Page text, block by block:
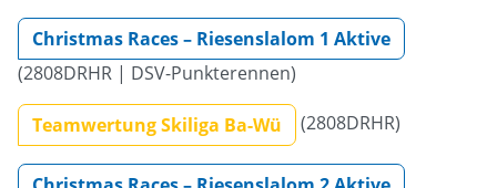
Christmas Races – Riesenslalom 1 Aktive
(2808DRHR | DSV-Punkterennen)
Teamwertung Skiliga Ba-Wü (2808DRHR)